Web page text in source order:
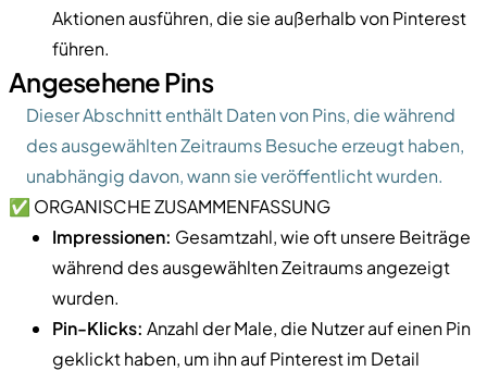
Aktionen ausführen, die sie außerhalb von Pinterest
führen.
Angesehene Pins
Dieser Abschnitt enthält Daten von Pins, die während
des ausgewählten Zeitraums Besuche erzeugt haben,
unabhängig davon, wann sie veröffentlicht wurden.
✅ ORGANISCHE ZUSAMMENFASSUNG
Impressionen: Gesamtzahl, wie oft unsere Beiträge
während des ausgewählten Zeitraums angezeigt
wurden.
Pin-Klicks: Anzahl der Male, die Nutzer auf einen Pin
geklickt haben, um ihn auf Pinterest im Detail